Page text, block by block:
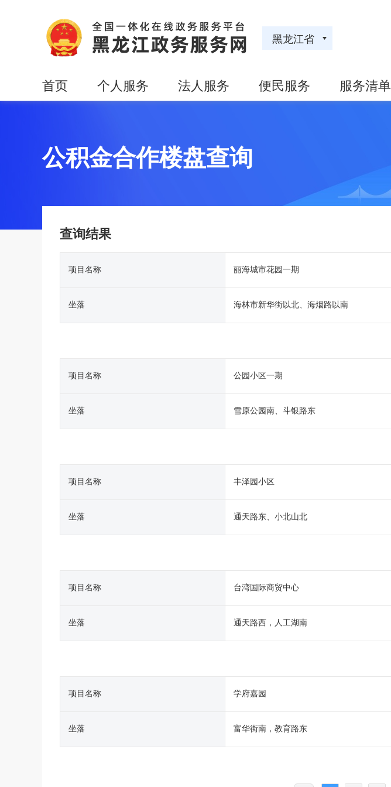
黑龙江省
首页 个人服务 法人服务 便民服务 服务清单
公积金合作楼盘查询
查询结果
项目名称 丽海城市花园一期
坐落 海林市新华街以北、海烟路以南
项目名称 公园小区一期
坐落 雪原公园南、斗银路东
项目名称 丰泽园小区
坐落 通天路东、小北山北
项目名称 台湾国际商贸中心
坐落 通天路西，人工湖南
项目名称 学府嘉园
坐落 富华街南，教育路东